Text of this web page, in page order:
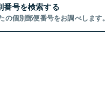
番号を検索する
の個別郵便番号をお調べします。